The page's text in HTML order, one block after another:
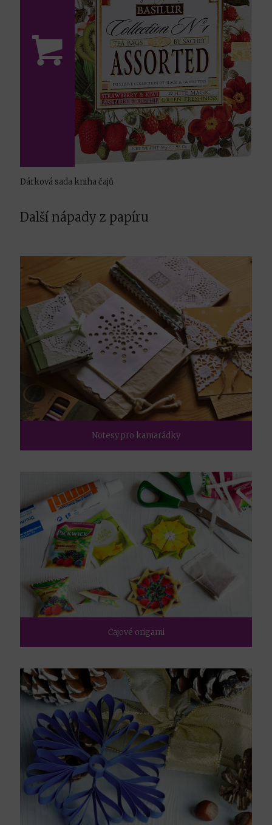
Dárková sada kniha čajů
Další nápady z papíru
Notesy pro kamarádky
Čajové origami